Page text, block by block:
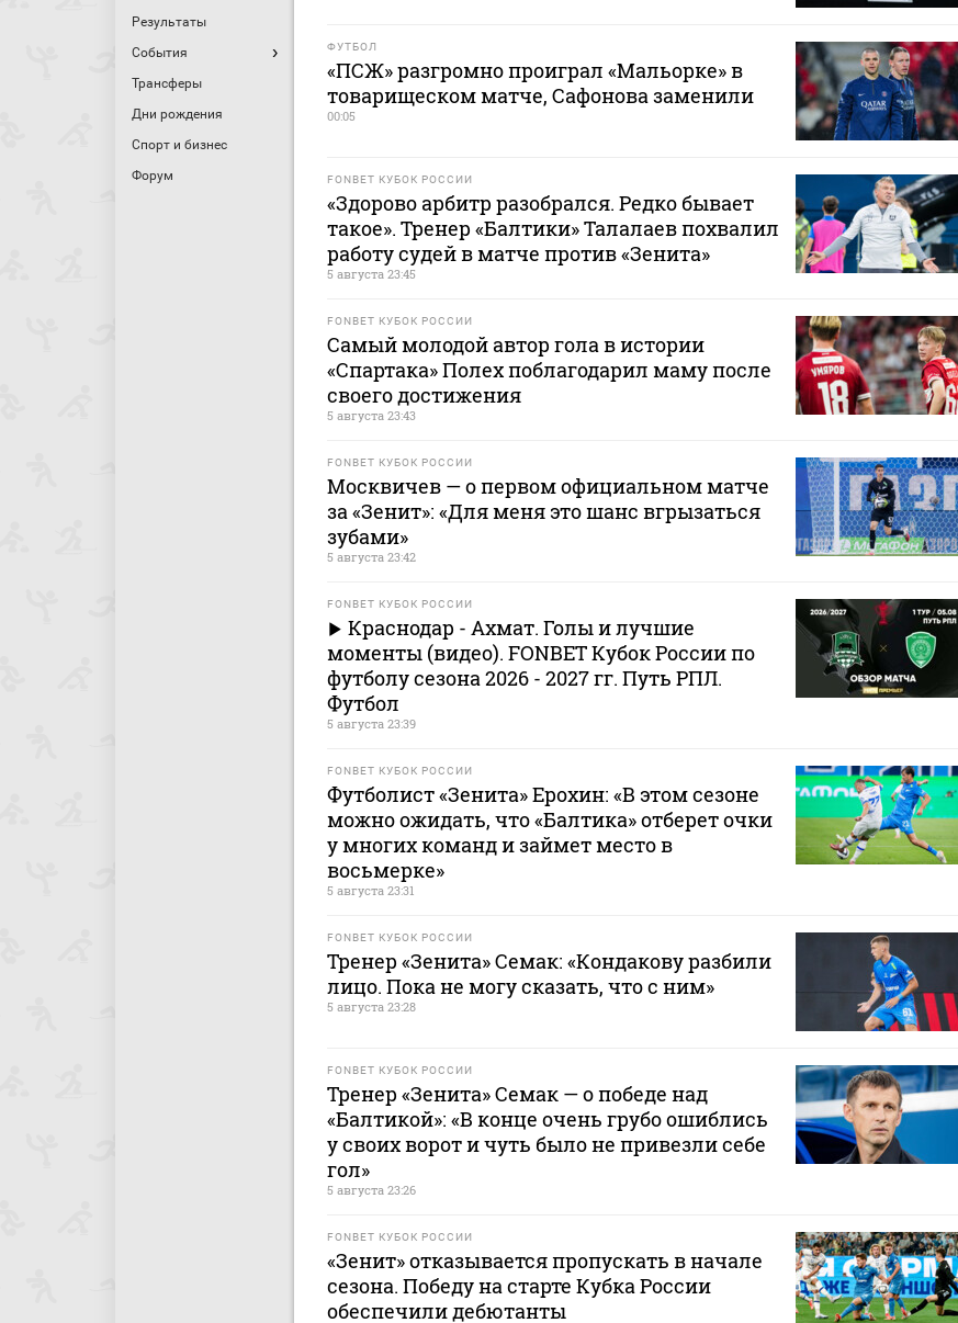
Результаты
События
Трансферы
Дни рождения
Спорт и бизнес
Форум
ФУТБОЛ
«ПСЖ» разгромно проиграл «Мальорке» в
товарищеском матче, Сафонова заменили
00:05
FONBET КУБОК РОССИИ
«Здорово арбитр разобрался. Редко бывает
такое». Тренер «Балтики» Талалаев похвалил
работу судей в матче против «Зенита»
5 августа 23:45
FONBET КУБОК РОССИИ
Самый молодой автор гола в истории
«Спартака» Полех поблагодарил маму после
своего достижения
5 августа 23:43
FONBET КУБОК РОССИИ
Москвичев — о первом официальном матче
за «Зенит»: «Для меня это шанс вгрызаться
зубами»
5 августа 23:42
FONBET КУБОК РОССИИ
Краснодар - Ахмат. Голы и лучшие
моменты (видео). FONBET Кубок России по
футболу сезона 2026 - 2027 гг. Путь РПЛ.
Футбол
5 августа 23:39
FONBET КУБОК РОССИИ
Футболист «Зенита» Ерохин: «В этом сезоне
можно ожидать, что «Балтика» отберет очки
у многих команд и займет место в
восьмерке»
5 августа 23:31
FONBET КУБОК РОССИИ
Тренер «Зенита» Семак: «Кондакову разбили
лицо. Пока не могу сказать, что с ним»
5 августа 23:28
FONBET КУБОК РОССИИ
Тренер «Зенита» Семак — о победе над
«Балтикой»: «В конце очень грубо ошиблись
у своих ворот и чуть было не привезли себе
гол»
5 августа 23:26
FONBET КУБОК РОССИИ
«Зенит» отказывается пропускать в начале
сезона. Победу на старте Кубка России
обеспечили дебютанты